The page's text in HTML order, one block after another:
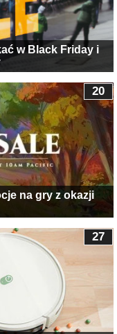
w Black Friday i
na gry z okazji
20
27